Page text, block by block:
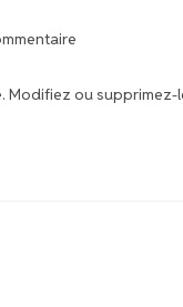
ou supprimez-